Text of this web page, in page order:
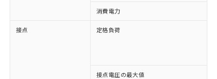
消費電力
接点 定格負荷
接点電圧の最大値